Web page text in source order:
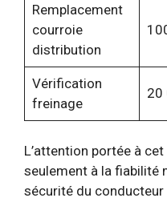
Remplacement
courroie
distribution
Vérification
freinage
20
L’attention portée à
seulement à la fiabilité
sécurité du